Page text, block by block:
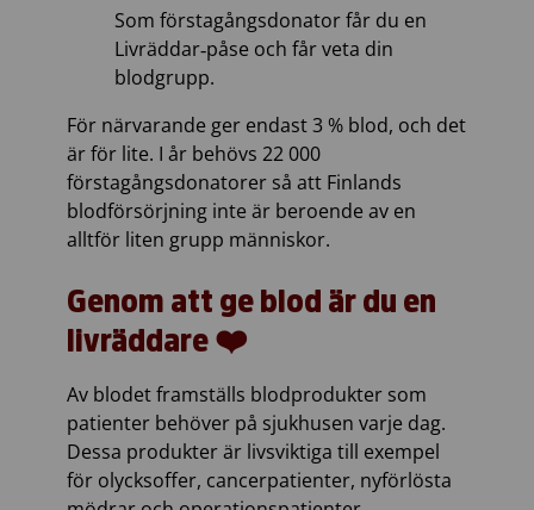
Som förstagångsdonator får du en
Livräddar‑påse och får veta din
blodgrupp.
För närvarande ger endast 3 % blod, och det
är för lite. I år behövs 22 000
förstagångsdonatorer så att Finlands
blodförsörjning inte är beroende av en
alltför liten grupp människor.
Genom att ge blod är du en
livräddare ❤️
Av blodet framställs blodprodukter som
patienter behöver på sjukhusen varje dag.
Dessa produkter är livsviktiga till exempel
för olycksoffer, cancerpatienter, nyförlösta